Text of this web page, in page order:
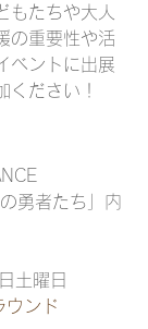
もたちや大人
の重要性や活
ベントに出展
ください！
勇者たち」内
土曜日
ウンド